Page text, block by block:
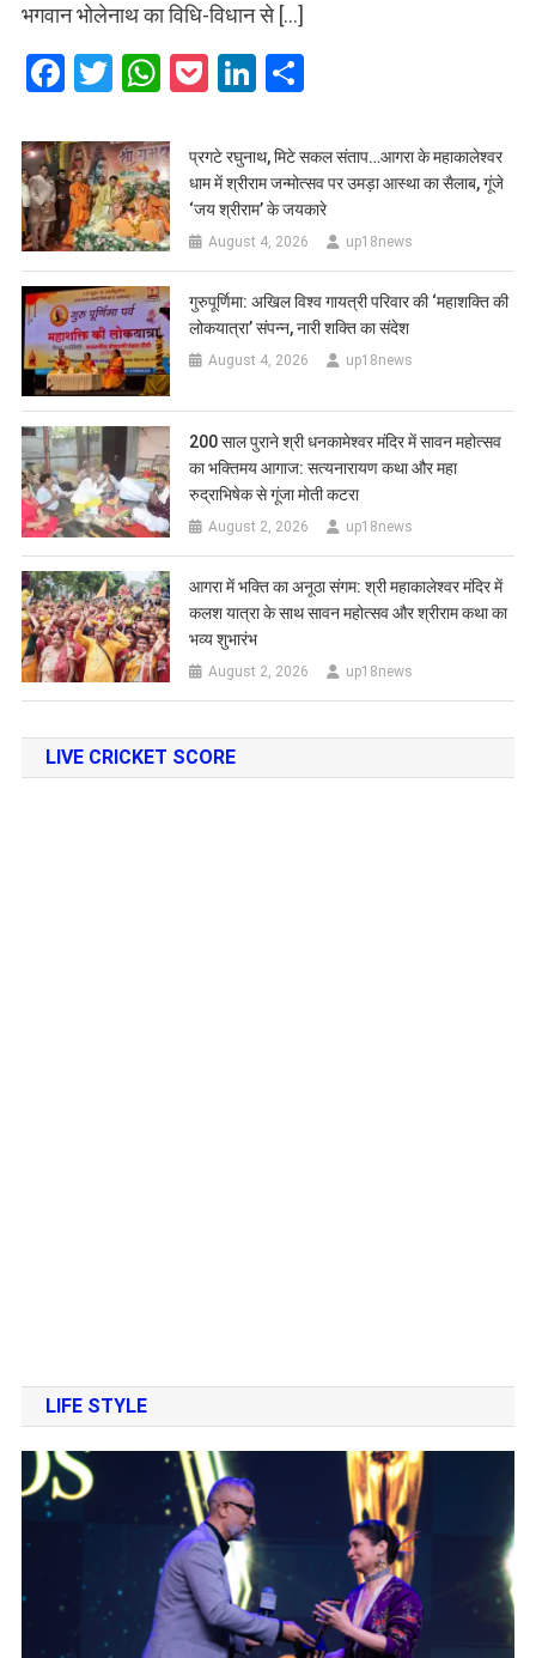
भगवान भोलेनाथ का विधि-विधान से […]
Facebook
Twitter
WhatsApp
PocketLinkedIn
प्रगटे रघुनाथ, मिटे सकल संताप…आगरा के महाकालेश्वर
धाम में श्रीराम जन्मोत्सव पर उमड़ा आस्था का सैलाब, गूंजे
‘जय श्रीराम’ के जयकारे
August 4, 2026 up18news
गुरुपूर्णिमा: अखिल विश्व गायत्री परिवार की ‘महाशक्ति की
लोकयात्रा’ संपन्न, नारी शक्ति का संदेश
August 4, 2026 up18news
200 साल पुराने श्री धनकामेश्वर मंदिर में सावन महोत्सव
का भक्तिमय आगाज: सत्यनारायण कथा और महा
रुद्राभिषेक से गूंजा मोती कटरा
August 2, 2026 up18news
आगरा में भक्ति का अनूठा संगम: श्री महाकालेश्वर मंदिर में
कलश यात्रा के साथ सावन महोत्सव और श्रीराम कथा का
भव्य शुभारंभ
August 2, 2026 up18news
LIVE CRICKET SCORE
LIFE STYLE